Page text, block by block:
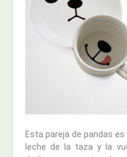
Esta pareja de pandas
leche de la taza y la